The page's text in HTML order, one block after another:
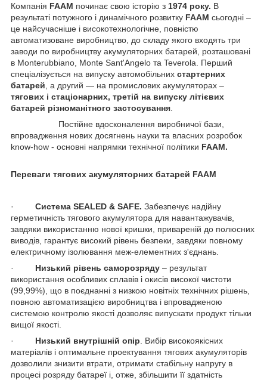
Компанія FAAM починає свою історію з 1974 року. В
результаті потужного і динамічного розвитку FAAM сьогодні –
це найсучасніше і високотехнологічне, повністю
автоматизоване виробництво, до складу якого входять три
заводи по виробництву акумуляторних батарей, розташовані
в Monterubbiano, Monte Sant'Angelo та Teverola. Перший
спеціалізується на випуску автомобільних стартерних
батарей , а другий ― на промислових акумуляторах –
тягових і стаціонарних, третій на випуску літієвих
батарей різноманітного застосування
Постійне вдосконалення виробничої бази,
впровадження нових досягнень науки та власних розробок
know-how - основні напрямки технічної політики FAAM.
Переваги тягових акумуляторних батарей FAAM
· Система SEALED & SAFE. Забезпечує надійну
герметичність тягового акумулятора для навантажувачів,
завдяки використанню нової кришки, привареній до полюсних
виводів, гарантує високий рівень безпеки, завдяки повному
електричному ізолювання меж-елементних з'єднань.
· Низький рівень саморозряду – результат
використання особливих сплавів і окисів високої чистоти
(99,99%), що в поєднанні з низкою новітніх технічних рішень,
повною автоматизацією виробництва і впровадженою
системою контролю якості дозволяє випускати продукт тільки
вищої якості.
· Низький внутрішній опір . Вибір високоякісних
матеріалів і оптимальне проектування тягових акумуляторів
дозволили знизити втрати, отримати стабільну напругу в
процесі розряду батареї і, отже, збільшити її здатність